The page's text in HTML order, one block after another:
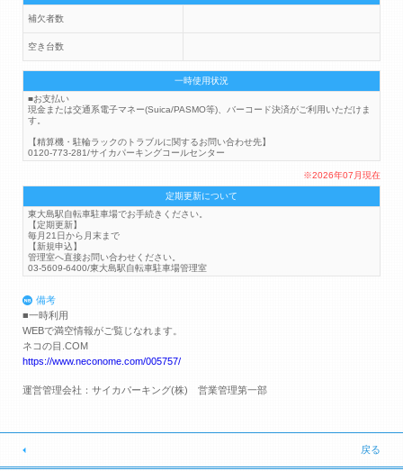
補欠者数
空き台数
一時使用状況
■お支払い
現金または交通系電子マネー(Suica/PASMO等)、バーコード決済がご利用いただけま
す。
【精算機・駐輪ラックのトラブルに関するお問い合わせ先】
0120-773-281/サイカパーキングコールセンター
※2026年07月現在
定期更新について
東大島駅自転車駐車場でお手続きください。
【定期更新】
毎月21日から月末まで
【新規申込】
管理室へ直接お問い合わせください。
03-5609-6400/東大島駅自転車駐車場管理室
備考
■一時利用
WEBで満空情報がご覧じなれます。
ネコの目.COM
https://www.neconome.com/005757/
運営管理会社：サイカパーキング(株) 営業管理第一部
戻る